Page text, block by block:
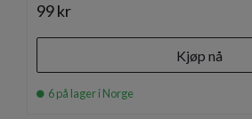
99 kr
Kjøp nå
6 på lager i Norge